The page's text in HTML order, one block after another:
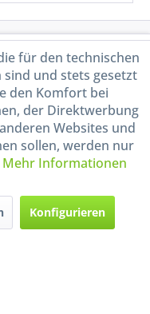
für den technischen
und stets gesetzt
den Komfort bei
der Direktwerbung
Websites und
sollen, werden nur
Mehr Informationen
Konfigurieren